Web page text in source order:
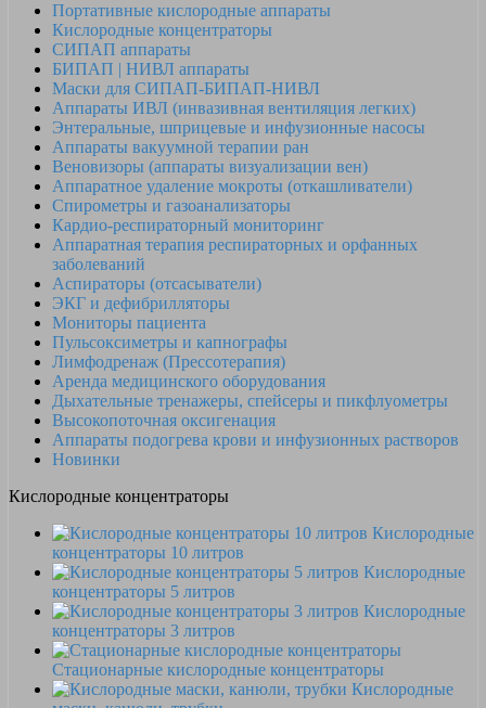
Портативные кислородные аппараты
Кислородные концентраторы
СИПАП аппараты
БИПАП | НИВЛ аппараты
Маски для СИПАП-БИПАП-НИВЛ
Аппараты ИВЛ (инвазивная вентиляция легких)
Энтеральные, шприцевые и инфузионные насосы
Аппараты вакуумной терапии ран
Веновизоры (аппараты визуализации вен)
Аппаратное удаление мокроты (откашливатели)
Спирометры и газоанализаторы
Кардио-респираторный мониторинг
Аппаратная терапия респираторных и орфанных
заболеваний
Аспираторы (отсасыватели)
ЭКГ и дефибрилляторы
Мониторы пациента
Пульсоксиметры и капнографы
Лимфодренаж (Прессотерапия)
Аренда медицинского оборудования
Дыхательные тренажеры, спейсеры и пикфлуометры
Высокопоточная оксигенация
Аппараты подогрева крови и инфузионных растворов
Новинки
Кислородные концентраторы
Кислородные
концентраторы 10 литров
Кислородные
концентраторы 5 литров
Кислородные
концентраторы 3 литров
Стационарные кислородные концентраторы
Кислородные